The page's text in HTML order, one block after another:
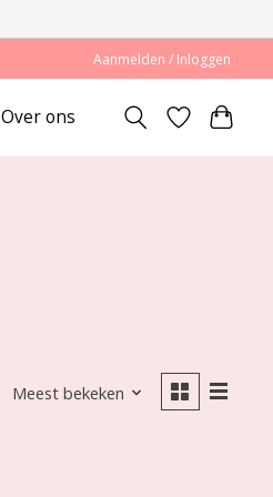
Aanmelden / Inloggen
Over ons
Meest bekeken